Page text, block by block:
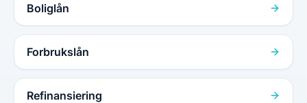
Boliglån
Forbrukslån
Refinansiering